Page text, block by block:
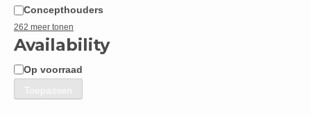
Concepthouders
262 meer tonen
Availability
Beschikbaarheid
Op voorraad
Toepassen